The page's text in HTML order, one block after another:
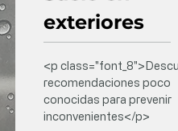
exteriores
<p
recomendaciones poco
conocidas para prevenir
inconvenientes</p>